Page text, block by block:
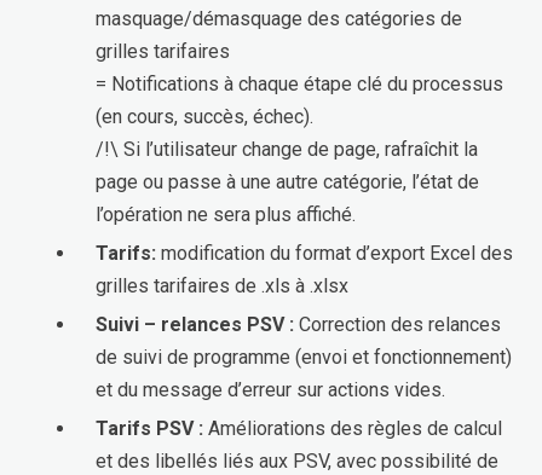
masquage/démasquage des catégories de
grilles tarifaires
= Notifications à chaque étape clé du processus
(en cours, succès, échec).
/!\ Si l’utilisateur change de page, rafraîchit la
page ou passe à une autre catégorie, l’état de
l’opération ne sera plus affiché.
Tarifs: modification du format d’export Excel des
grilles tarifaires de .xls à .xlsx
Suivi – relances PSV : Correction des relances
de suivi de programme (envoi et fonctionnement)
et du message d’erreur sur actions vides.
Tarifs PSV : Améliorations des règles de calcul
et des libellés liés aux PSV, avec possibilité de